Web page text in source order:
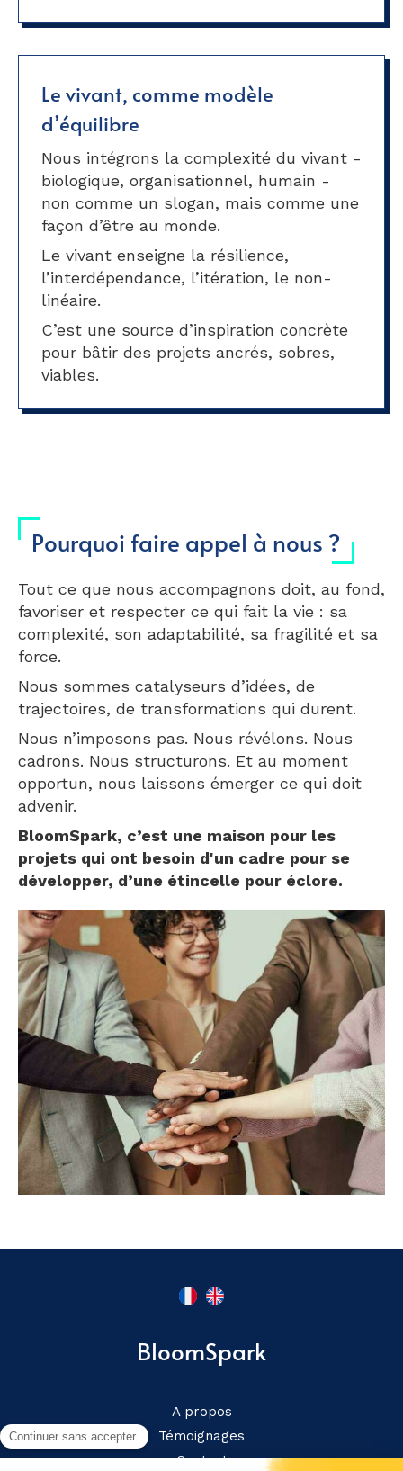
Le vivant, comme modèle
d’équilibre
Nous intégrons la complexité du vivant -
biologique, organisationnel, humain -
non comme un slogan, mais comme une
façon d’être au monde.
Le vivant enseigne la résilience,
l’interdépendance, l’itération, le non-
linéaire.
C’est une source d’inspiration concrète
pour bâtir des projets ancrés, sobres,
viables.
Pourquoi faire appel à nous ?
Tout ce que nous accompagnons doit, au fond,
favoriser et respecter ce qui fait la vie : sa
complexité, son adaptabilité, sa fragilité et sa
force.
Nous sommes catalyseurs d’idées, de
trajectoires, de transformations qui durent.
Nous n’imposons pas. Nous révélons. Nous
cadrons. Nous structurons. Et au moment
opportun, nous laissons émerger ce qui doit
advenir.
BloomSpark, c’est une maison pour les
projets qui ont besoin d'un cadre pour se
développer, d’une étincelle pour éclore.
BloomSpark
A propos
Témoignages
Contact